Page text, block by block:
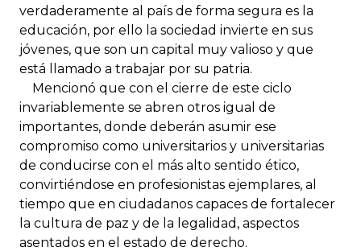
verdaderamente al país de forma segura es la
educación, por ello la sociedad invierte en sus
jóvenes, que son un capital muy valioso y que
está llamado a trabajar por su patria.
Mencionó que con el cierre de este ciclo
invariablemente se abren otros igual de
importantes, donde deberán asumir ese
compromiso como universitarios y universitarias
de conducirse con el más alto sentido ético,
convirtiéndose en profesionistas ejemplares, al
tiempo que en ciudadanos capaces de fortalecer
la cultura de paz y de la legalidad, aspectos
asentados en el estado de derecho.